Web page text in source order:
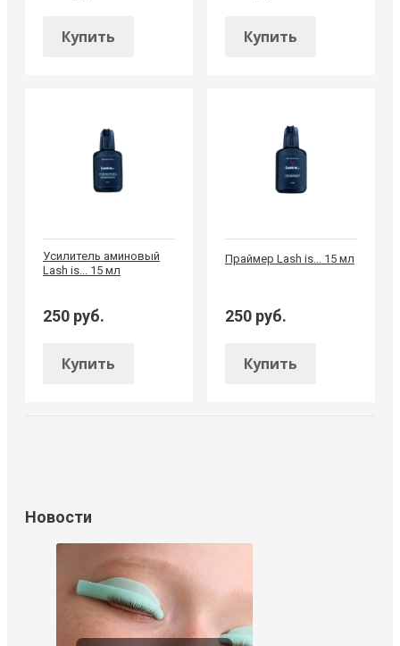
Купить Купить
Усилитель аминовый
Lash is... 15 мл
250 руб.
Купить
Праймер Lash is... 15 мл
250 руб.
Купить
Новости